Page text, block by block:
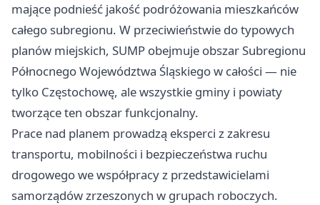
mające podnieść jakość podróżowania mieszkańców
całego subregionu. W przeciwieństwie do typowych
planów miejskich, SUMP obejmuje obszar Subregionu
Północnego Województwa Śląskiego w całości — nie
tylko Częstochowę, ale wszystkie gminy i powiaty
tworzące ten obszar funkcjonalny.
Prace nad planem prowadzą eksperci z zakresu
transportu, mobilności i bezpieczeństwa ruchu
drogowego we współpracy z przedstawicielami
samorządów zrzeszonych w grupach roboczych.